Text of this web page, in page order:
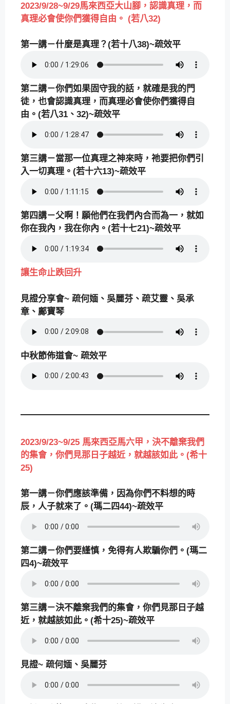
2023/9/28~9/29馬來西亞大山腳，認識真理，而
真理必會使你們獲得自由。 (若八32)
第一講－什麼是真理？(若十八38)~疏效平
第二講－你們如果固守我的話，就確是我的門
徒，也會認識真理，而真理必會使你們獲得自
由。(若八31、32)~疏效平
第三講－當那一位真理之神來時，祂要把你們引
入一切真理。(若十六13)~疏效平
第四講－父啊！願他們在我們內合而為一，就如
你在我內，我在你內。(若十七21)~疏效平
讓生命止跌回升
見證分享會~ 疏何媔、吳麗芬、疏艾靈、吳承
章、鄺寶琴
中秋節佈道會~ 疏效平
2023/9/23~9/25 馬來西亞馬六甲，決不離棄我們
的集會，你們見那日子越近，就越該如此。(希十
25)
第一講－你們應該準備，因為你們不料想的時
辰，人子就來了。(瑪二四44)~疏效平
第二講－你們要謹慎，免得有人欺騙你們。(瑪二
四4)~疏效平
第三講－決不離棄我們的集會，你們見那日子越
近，就越該如此。(希十25)~疏效平
見證~ 疏何媔、吳麗芬